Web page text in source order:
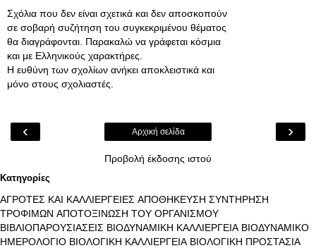
Σχόλια που δεν είναι σχετικά και δεν αποσκοπούν
σε σοβαρή συζήτηση του συγκεκριμένου θέματος
θα διαγράφονται. Παρακαλώ να γράφεται κόσμια
και με Ελληνικούς χαρακτήρες.
Η ευθύνη των σχολίων ανήκει αποκλειστικά και
μόνο στους σχολιαστές.
‹ ›
Αρχική σελίδα
Προβολή έκδοσης ιστού
Κατηγορίες
ΑΓΡΟΤΕΣ ΚΑΙ ΚΑΛΛΙΕΡΓΕΙΕΣ ΑΠΟΘΗΚΕΥΣΗ ΣΥΝΤΗΡΗΣΗ
ΤΡΟΦΙΜΩΝ ΑΠΟΤΟΞΙΝΩΣΗ ΤΟΥ ΟΡΓΑΝΙΣΜΟΥ
ΒΙΒΛΙΟΠΑΡΟΥΣΙΑΣΕΙΣ ΒΙΟΔΥΝΑΜΙΚΗ ΚΑΛΛΙΕΡΓΕΙΑ ΒΙΟΔΥΝΑΜΙΚΟ
ΗΜΕΡΟΛΟΓΙΟ ΒΙΟΛΟΓΙΚΗ ΚΑΛΛΙΕΡΓΕΙΑ ΒΙΟΛΟΓΙΚΗ ΠΡΟΣΤΑΣΙΑ